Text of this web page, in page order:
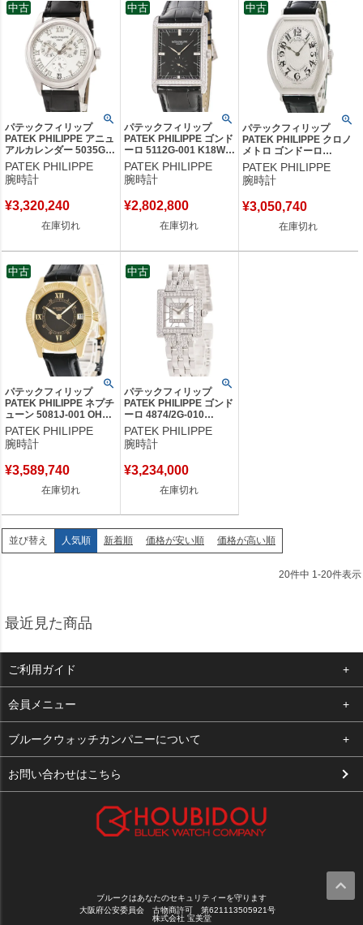
パテックフィリップ
PATEK PHILIPPE アニュ
アルカレンダー 5035G-
024 K18WG無垢 年次カ
レンダー トリプルカレン
ダー メンズ 腕時計自動
PATEK PHILIPPE
腕時計
¥3,320,240
在庫切れ
中古
パテックフィリップ
PATEK PHILIPPE ゴンド
ーロ 5112G-001 K18WG
無垢 純正ダイヤ ブラッ
ク 黒 スモールセコンド
メンズ 腕時計手巻き ブ
PATEK PHILIPPE
腕時計
¥2,802,800
在庫切れ
中古
パテックフィリップ
PATEK PHILIPPE クロノ
メトロ ゴンドーロ
5098P-001 Pt950無垢 純
正ダイヤ トノウ トノー
アラビア メンズ 腕時計手
PATEK PHILIPPE
腕時計
¥3,050,740
在庫切れ
中古
パテックフィリップ
PATEK PHILIPPE ネプチ
ューン 5081J-001 OH済
K18YG無垢 黒 デイト ロ
ーマン Neptune メンズ
腕時計自動巻き ブラック
PATEK PHILIPPE
腕時計
¥3,589,740
在庫切れ
中古
パテックフィリップ
PATEK PHILIPPE ゴンド
ーロ 4874/2G-010
K18WG無垢 純正ダイヤ
シェル スクエア レディ
ース 腕時計クオーツ シ
PATEK PHILIPPE
腕時計
¥3,234,000
在庫切れ
中古
並び替え 人気順 新着順 価格が安い順 価格が高い順
20件中 1 -20件表示
最近見た商品
ご利用ガイド
よくある質問
支払い・送料
お客様の声
会員メニュー
ログイン
お気に入り
ブルークウォッチカンパニーについて
会社概要
お問い合わせはこちら
ブルークはあなたのセキュリティーを守ります
大阪府公安委員会 古物商許可 第621113505921号
株式会社 宝美堂